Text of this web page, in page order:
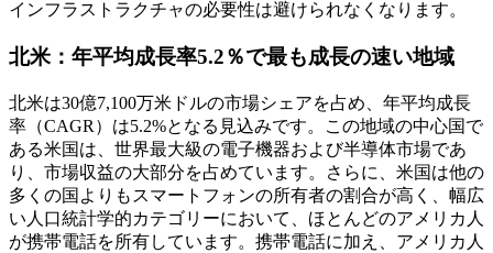
インフラストラクチャの必要性は避けられなくなります。
北米：年平均成長率5.2％で最も成長の速い地域
北米は30億7,100万米ドルの市場シェアを占め、年平均成長
率（CAGR）は5.2%となる見込みです。この地域の中心国で
ある米国は、世界最大級の電子機器および半導体市場であ
り、市場収益の大部分を占めています。さらに、米国は他の
多くの国よりもスマートフォンの所有者の割合が高く、幅広
い人口統計学的カテゴリーにおいて、ほとんどのアメリカ人
が携帯電話を所有しています。携帯電話に加え、アメリカ人